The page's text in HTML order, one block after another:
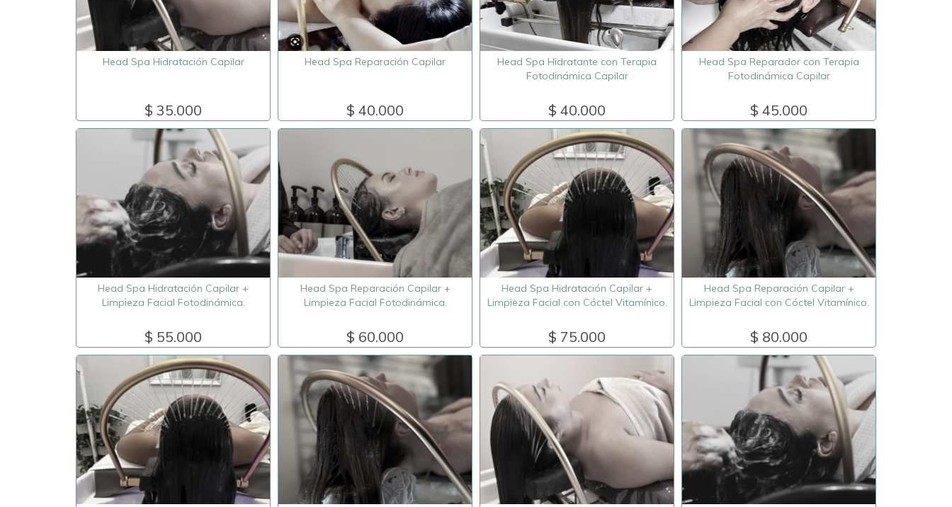
Head Spa Hidratación Capilar
$ 35.000
Head Spa Reparación Capilar
$ 40.000
Head Spa Hidratante con Terapia
Fotodinámica Capilar
$ 40.000
Head Spa Reparador con Terapia
Fotodinámica Capilar
$ 45.000
Head Spa Hidratación Capilar +
Limpieza Facial Fotodinámica.
$ 55.000
Head Spa Reparación Capilar +
Limpieza Facial Fotodinámica.
$ 60.000
Head Spa Hidratación Capilar +
Limpieza Facial con Cóctel Vitamínico.
$ 75.000
Head Spa Reparación Capilar +
Limpieza Facial con Cóctel Vitamínico.
$ 80.000